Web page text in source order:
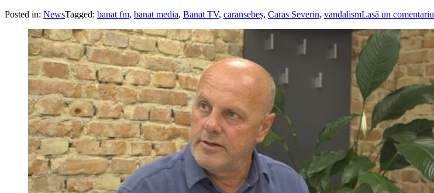
Posted in: NewsTagged: banat fm, banat media, Banat TV, caransebeș, Caras Severin, vandalismLasă un comentariu